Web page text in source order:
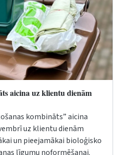
aicina uz klientu dienām
kombināts” aicina
uz klientu dienām
un pieejamākai bioloģisko
līgumu noformēšanai.